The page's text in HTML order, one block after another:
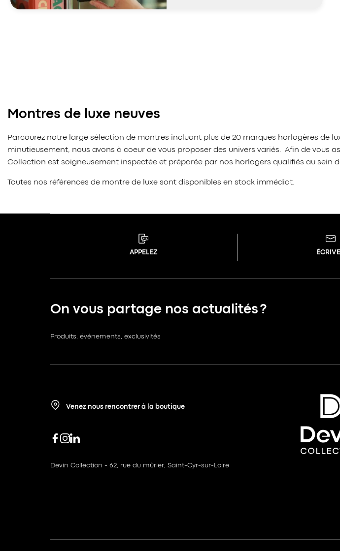
Montres de luxe neuves
Parcourez notre large sélection de montres incluant plus de 20 marques horlogères de
minutieusement, nous avons à coeur de vous proposer des univers variés. Afin de vous
Collection est soigneusement inspectée et préparée par nos horlogers qualifiés au sein
Toutes nos références de montre de luxe sont disponibles en stock immédiat.
APPELEZ
On vous partage nos actualités ?
Produits, événements, exclusivités
Venez nous rencontrer à la boutique
Devin Collection - 62, rue du mûrier, Saint-Cyr-sur-Loire